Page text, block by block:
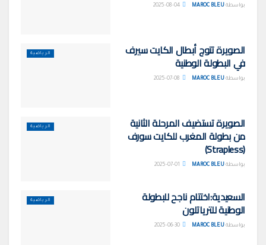
بواسطة MAROC BLEU
الرياضية الصويرة تتوج أبطال الكايت سيرف
في البطولة الوطنية
بواسطة MAROC BLEU
الرياضية الصويرة تستضيف المرحلة الثانية
من بطولة المغرب للكايت سورف
(Strapless)
بواسطة MAROC BLEU
الرياضية السعيدية:اختتام ناجح للبطولة
الوطنية للترياتلون
بواسطة MAROC BLEU